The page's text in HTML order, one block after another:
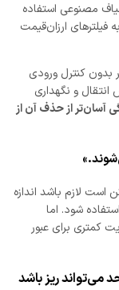
مصنوعی استفاده
ارزان‌قیمت
بدون کنترل ورودی
و نگهداری
آسان‌تر از حذف آن از
است لازم باشد اندازه
شود. اما
کمتری برای عبور
می‌تواند ریز باشد